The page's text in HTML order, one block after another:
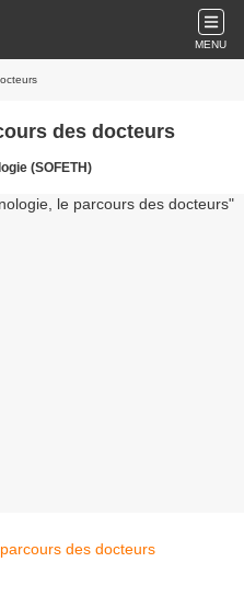
MENU
des docteurs
(SOFETH)